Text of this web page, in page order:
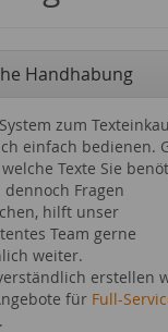
Handhabung
zum
einfach bedienen.
Texte Sie
dennoch Fragen
hilft unser
Team gerne
weiter.
erstellen
für Full-